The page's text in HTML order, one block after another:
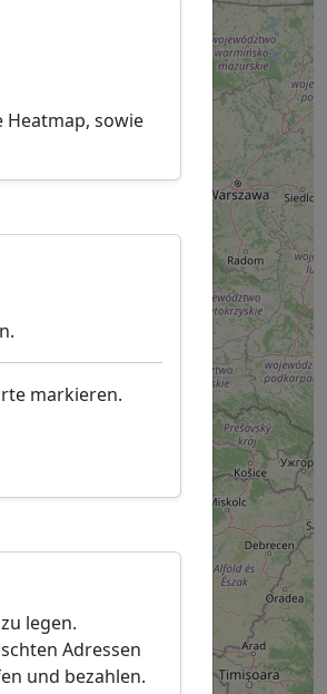
Heatmap, sowie
markieren.
legen.
Adressen
und bezahlen.